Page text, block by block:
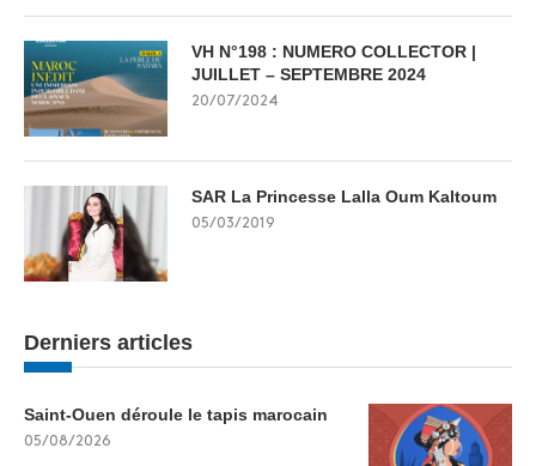
VH N°198 : NUMERO COLLECTOR |
JUILLET – SEPTEMBRE 2024
20/07/2024
SAR La Princesse Lalla Oum Kaltoum
05/03/2019
Derniers articles
Saint-Ouen déroule le tapis marocain
05/08/2026